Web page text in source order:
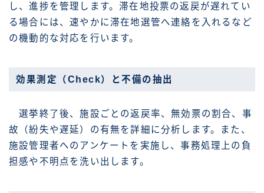
し、進捗を管理します。滞在地投票の返戻が遅れてい
る場合には、速やかに滞在地選管へ連絡を入れるなど
の機動的な対応を行います。
効果測定（Check）と不備の抽出
選挙終了後、施設ごとの返戻率、無効票の割合、事
故（紛失や遅延）の有無を詳細に分析します。また、
施設管理者へのアンケートを実施し、事務処理上の負
担感や不明点を洗い出します。